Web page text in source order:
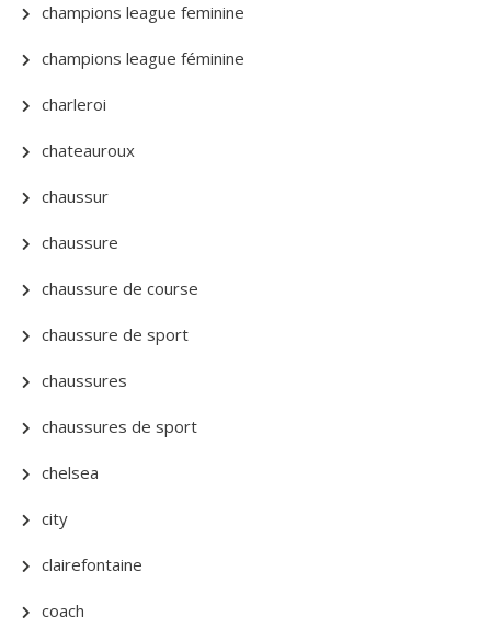
champions league feminine
champions league féminine
charleroi
chateauroux
chaussur
chaussure
chaussure de course
chaussure de sport
chaussures
chaussures de sport
chelsea
city
clairefontaine
coach